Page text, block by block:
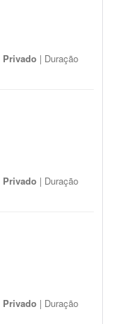
Privado | Duração
Privado | Duração
Privado | Duração